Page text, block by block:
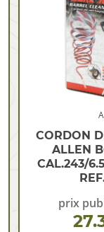
CORDON
ALLEN
CAL.243/
prix